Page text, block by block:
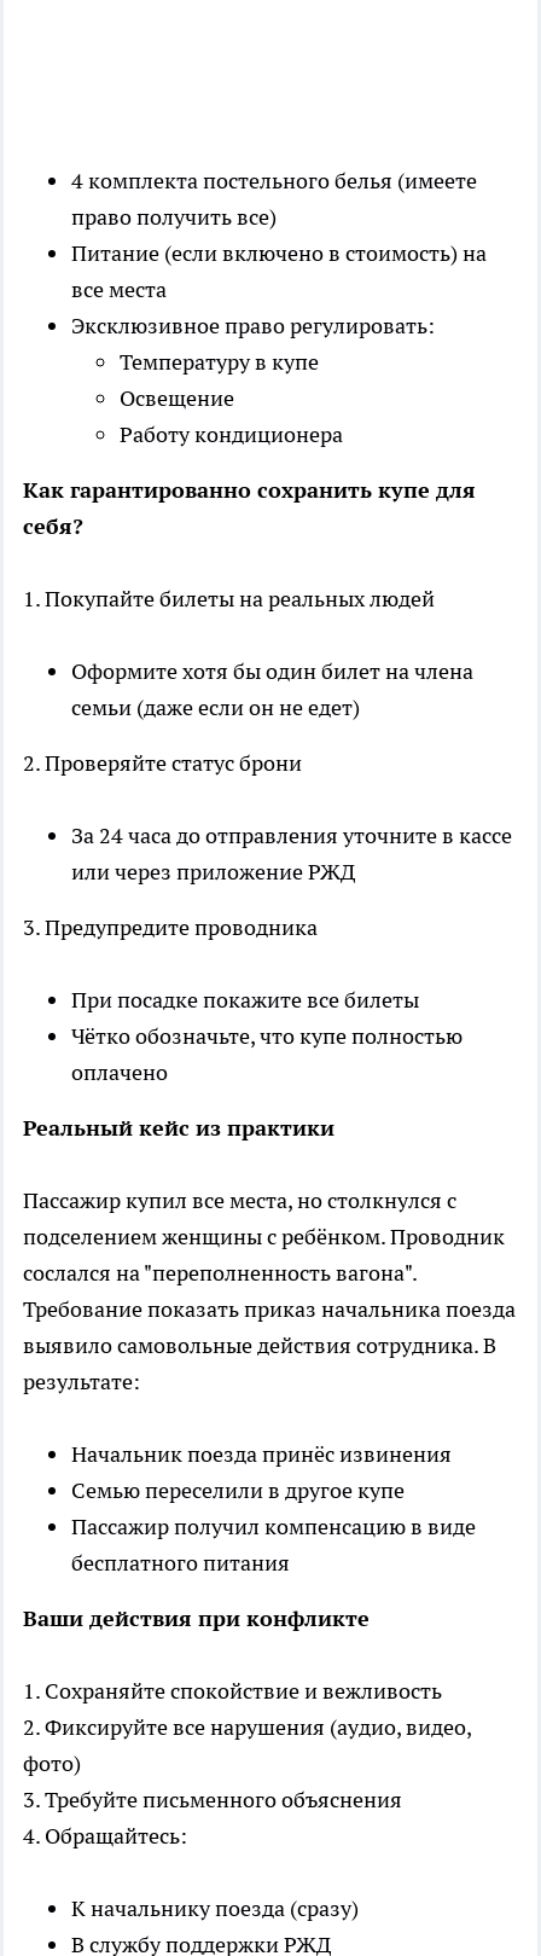
4 комплекта постельного белья (имеете
право получить все)
Питание (если включено в стоимость) на
все места
Эксклюзивное право регулировать:
Температуру в купе
Освещение
Работу кондиционера
Как гарантированно сохранить купе для
себя?
1. Покупайте билеты на реальных людей
Оформите хотя бы один билет на члена
семьи (даже если он не едет)
2. Проверяйте статус брони
За 24 часа до отправления уточните в кассе
или через приложение РЖД
3. Предупредите проводника
При посадке покажите все билеты
Чётко обозначьте, что купе полностью
оплачено
Реальный кейс из практики
Пассажир купил все места, но столкнулся с
подселением женщины с ребёнком. Проводник
сослался на "переполненность вагона".
Требование показать приказ начальника поезда
выявило самовольные действия сотрудника. В
результате:
Начальник поезда принёс извинения
Семью переселили в другое купе
Пассажир получил компенсацию в виде
бесплатного питания
Ваши действия при конфликте
1. Сохраняйте спокойствие и вежливость
2. Фиксируйте все нарушения (аудио, видео,
фото)
3. Требуйте письменного объяснения
4. Обращайтесь:
К начальнику поезда (сразу)
В службу поддержки РЖД